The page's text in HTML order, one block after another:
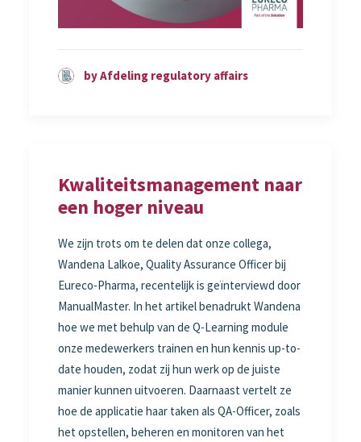
by Afdeling regulatory affairs
Kwaliteitsmanagement naar
een hoger niveau
We zijn trots om te delen dat onze collega,
Wandena Lalkoe, Quality Assurance Officer bij
Eureco-Pharma, recentelijk is geïnterviewd door
ManualMaster. In het artikel benadrukt Wandena
hoe we met behulp van de Q-Learning module
onze medewerkers trainen en hun kennis up-to-
date houden, zodat zij hun werk op de juiste
manier kunnen uitvoeren. Daarnaast vertelt ze
hoe de applicatie haar taken als QA-Officer, zoals
het opstellen, beheren en monitoren van het